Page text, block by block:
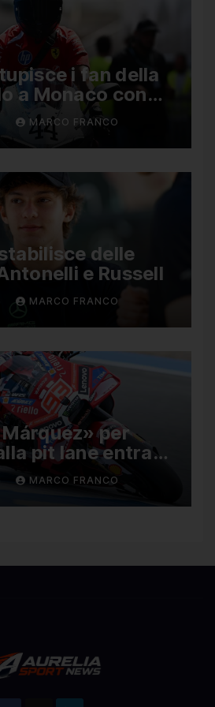
i fan della
a Monaco con
edizione
MARCO FRANCO
delle
e Russell
MARCO FRANCO
per
pit lane entra
a far parte del
della MotoGP
MARCO FRANCO